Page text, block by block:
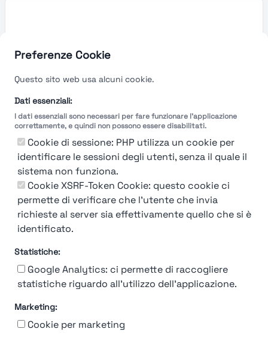
Preferenze Cookie
Questo sito web usa alcuni cookie.
Dati essenziali:
I dati essenziali sono necessari per fare funzionare l'applicazione
correttamente, e quindi non possono essere disabilitati.
Cookie di sessione: PHP utilizza un cookie per
identificare le sessioni degli utenti, senza il quale il
sistema non funziona.
Cookie XSRF-Token Cookie: questo cookie ci
permette di verificare che l'utente che invia
richieste al server sia effettivamente quello che si è
identificato.
Statistiche:
Google Analytics: ci permette di raccogliere
statistiche riguardo all'utilizzo dell'applicazione.
Marketing:
Cookie per marketing
You're Not logged in
LoginorIscrivitiper vedere
Termini e Condizioni